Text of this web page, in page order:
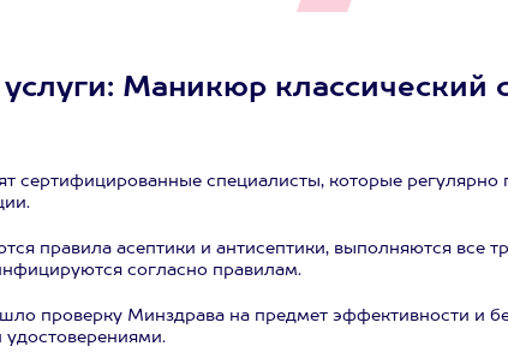
услуги: Маникюр классический
сертифицированные специалисты, которые
правила асептики и антисептики, выполняются все
согласно правилам.
проверку Минздрава на предмет эффективности и